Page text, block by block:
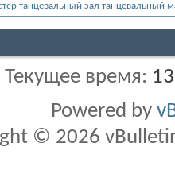
танцевальный зал танцевальный
Текущее время:
Powered by
© 2026